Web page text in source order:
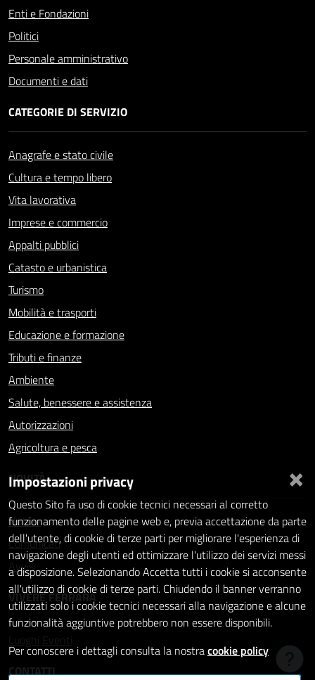
Enti e Fondazioni
Politici
Personale amministrativo
Documenti e dati
CATEGORIE DI SERVIZIO
Anagrafe e stato civile
Cultura e tempo libero
Vita lavorativa
Imprese e commercio
Appalti pubblici
Catasto e urbanistica
Turismo
Mobilità e trasporti
Educazione e formazione
Tributi e finanze
Ambiente
Salute, benessere e assistenza
Autorizzazioni
Agricoltura e pesca
NOVITÀ
Notizie
Comunicati
Avvisi
VIVERE FERRARA
Luoghi
Eventi
CONTATTI
×
Impostazioni privacy
Questo Sito fa uso di cookie tecnici necessari al corretto
funzionamento delle pagine web e, previa accettazione da parte
dell'utente, di cookie di terze parti per migliorare l'esperienza di
navigazione degli utenti ed ottimizzare l'utilizzo dei servizi messi
a disposizione. Selezionando Accetta tutti i cookie si acconsente
all'utilizzo di cookie di terze parti. Chiudendo il banner verranno
utilizzati solo i cookie tecnici necessari alla navigazione e alcune
funzionalità aggiuntive potrebbero non essere disponibili.
Per conoscere i dettagli consulta la nostracookie policy
Hai